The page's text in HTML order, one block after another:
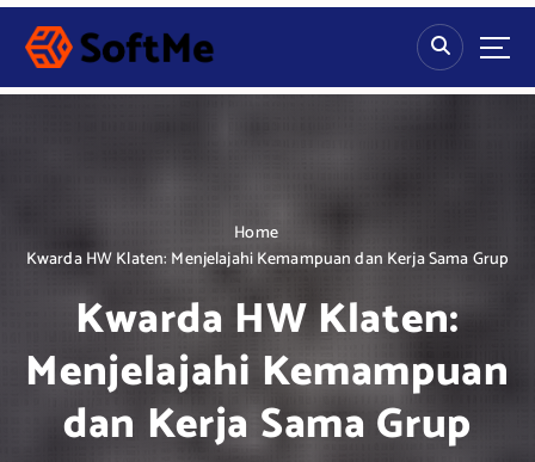
S
p
Home
Kwarda HW Klaten: Menjelajahi Kemampuan dan Kerja Sama Grup
Kwarda HW Klaten:
Menjelajahi Kemampuan
dan Kerja Sama Grup